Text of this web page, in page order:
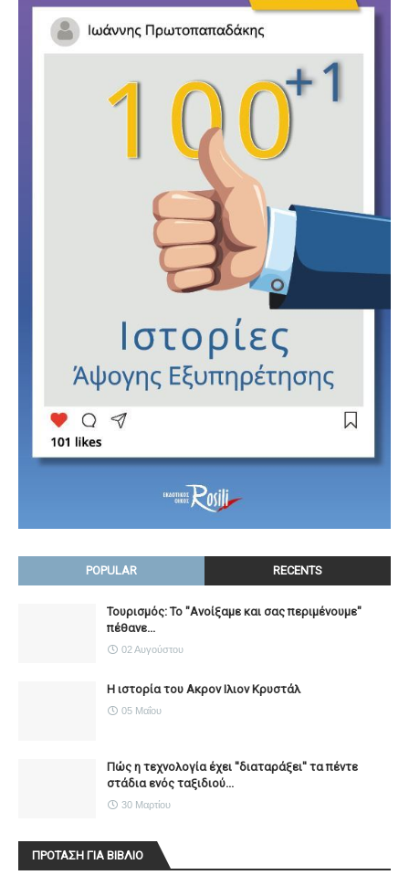
POPULAR RECENTS
Τουρισμός: Το "Ανοίξαμε και σας περιμένουμε"
πέθανε...
02 Αυγούστου
Η ιστορία του Ακρον Ιλιον Κρυστάλ
05 Μαΐου
Πώς η τεχνολογία έχει ''διαταράξει'' τα πέντε
στάδια ενός ταξιδιού...
30 Μαρτίου
ΠΡΟΤΑΣΗ ΓΙΑ ΒΙΒΛΙΟ